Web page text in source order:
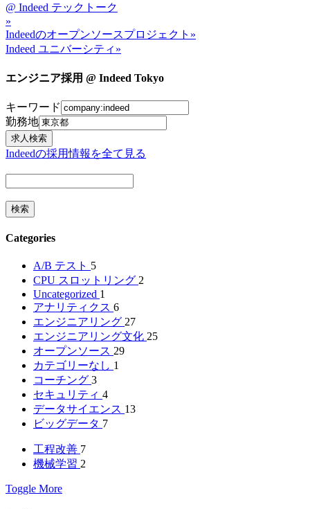
@ Indeed テックトーク
»
Indeedのオープンソースプロジェクト »
Indeed ユニバーシティ »
エンジニア採用 @ Indeed Tokyo
キーワード
勤務地
Indeedの採用情報を全て見る
Categories
A/B テスト 5
CPU スロットリング 2
Uncategorized 1
アナリティクス 6
エンジニアリング 27
エンジニアリング文化 25
オープンソース 29
カテゴリーなし 1
コーチング 3
セキュリティ 4
データサイエンス 13
ビッグデータ 7
工程改善 7
機械学習 2
Toggle More